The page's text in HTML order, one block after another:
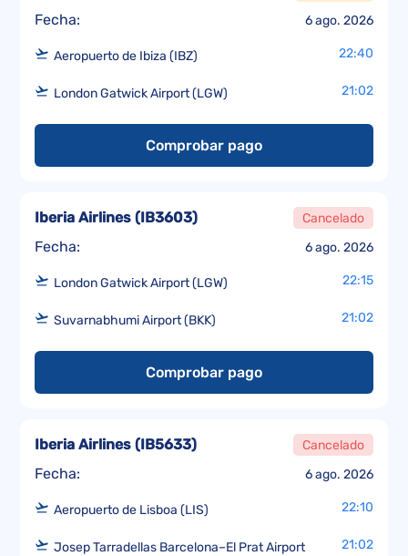
Fecha: 6 ago. 2026
Aeropuerto de Ibiza (IBZ) 22:40
London Gatwick Airport (LGW) 21:02
Comprobar pago
Fecha: 6 ago. 2026
Iberia Airlines (IB3603) Cancelado
London Gatwick Airport (LGW) 22:15
Suvarnabhumi Airport (BKK) 21:02
Comprobar pago
Fecha: 6 ago. 2026
Iberia Airlines (IB5633) Cancelado
Aeropuerto de Lisboa (LIS) 22:10
Josep Tarradellas Barcelona–El Prat Airport
21:02